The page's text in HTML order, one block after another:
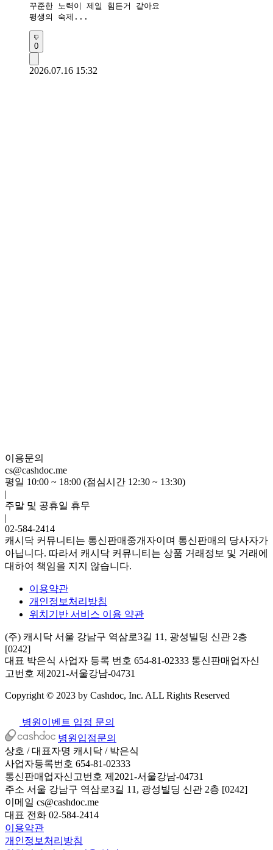
꾸준한 노력이 제일 힘든거 같아요
평생의 숙제...
0
2026.07.16 15:32
이용문의
cs@cashdoc.me
평일 10:00 ~ 18:00 (점심시간 12:30 ~ 13:30)
|
주말 및 공휴일 휴무
|
02-584-2414
캐시닥 커뮤니티는 통신판매중개자이며 통신판매의 당사자가
아닙니다. 따라서 캐시닥 커뮤니티는 상품 거래정보 및 거래에
대하여 책임을 지지 않습니다.
이용약관
개인정보처리방침
위치기반 서비스 이용 약관
(주) 캐시닥 서울 강남구 역삼로3길 11, 광성빌딩 신관 2층
[0242]
대표 박은식 사업자 등록 번호 654-81-02333 통신판매업자신
고번호 제2021-서울강남-04731
Copyright © 2023 by Cashdoc, Inc. ALL Rights Reserved
병원이벤트 입점 문의
병원입점문의
상호 / 대표자명 캐시닥 / 박은식
사업자등록번호 654-81-02333
통신판매업자신고번호 제2021-서울강남-04731
주소 서울 강남구 역삼로3길 11, 광성빌딩 신관 2층 [0242]
이메일 cs@cashdoc.me
대표 전화 02-584-2414
이용약관
개인정보처리방침